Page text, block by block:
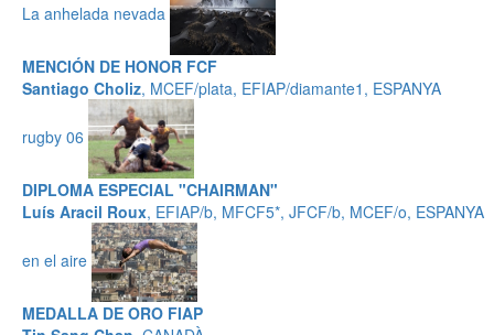
La anhelada nevada
MENCIÓN DE HONOR FCF
Santiago Choliz, MCEF/plata, EFIAP/diamante1, ESPANYA
rugby 06
DIPLOMA ESPECIAL "CHAIRMAN"
Luís Aracil Roux, EFIAP/b, MFCF5*, JFCF/b, MCEF/o, ESPANYA
en el aire
MEDALLA DE ORO FIAP